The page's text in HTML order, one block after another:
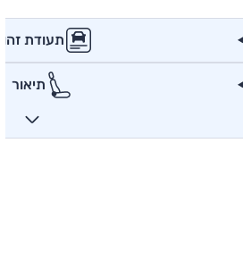
תעודת זהות
תיאור